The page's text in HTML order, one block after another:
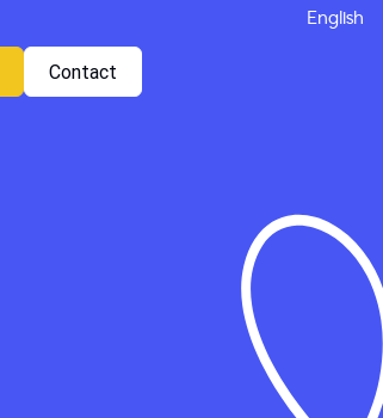
English
Contact